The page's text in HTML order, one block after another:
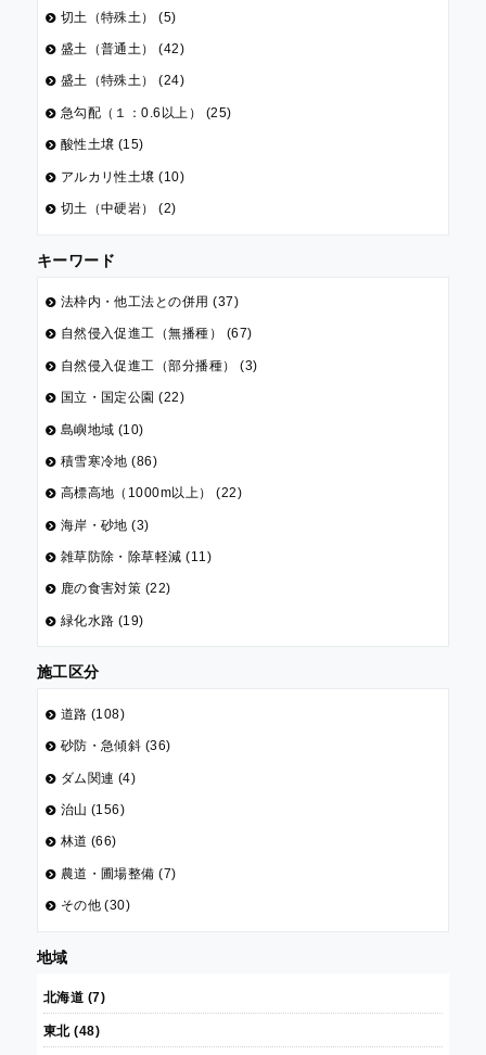
切土（特殊土） (5)
盛土（普通土） (42)
盛土（特殊土） (24)
急勾配（１：0.6以上） (25)
酸性土壌 (15)
アルカリ性土壌 (10)
切土（中硬岩） (2)
キーワード
法枠内・他工法との併用 (37)
自然侵入促進工（無播種） (67)
自然侵入促進工（部分播種） (3)
国立・国定公園 (22)
島嶼地域 (10)
積雪寒冷地 (86)
高標高地（1000m以上） (22)
海岸・砂地 (3)
雑草防除・除草軽減 (11)
鹿の食害対策 (22)
緑化水路 (19)
施工区分
道路 (108)
砂防・急傾斜 (36)
ダム関連 (4)
治山 (156)
林道 (66)
農道・圃場整備 (7)
その他 (30)
地域
北海道 (7)
東北 (48)